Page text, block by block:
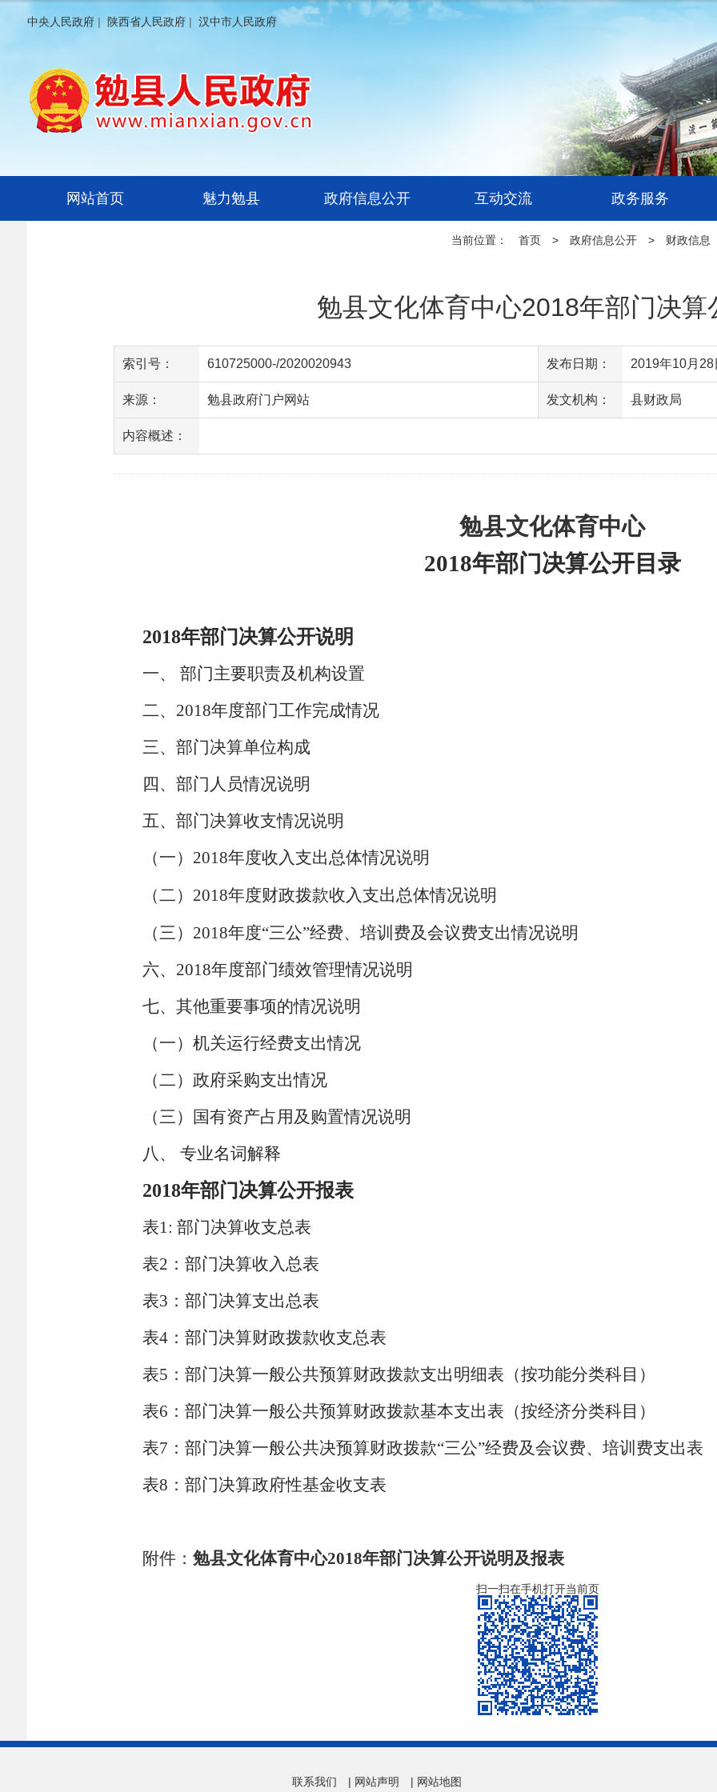
中央人民政府 | 陕西省人民政府 | 汉中市人民政府
网站首页 魅力勉县 政府信息公开 互动交流 政务服务
当前位置： 首页 > 政府信息公开 > 财政信息
勉县文化体育中心2018年部门决算
索引号： 610725000-/2020020943 发布日期： 2019年10月28
来源： 勉县政府门户网站 发文机构： 县财政局
内容概述：
勉县文化体育中心
2018年部门决算公开目录
2018年部门决算公开说明
一、 部门主要职责及机构设置
二、 2018年度部门工作完成情况
三、部门决算单位构成
四、部门人员情况说明
五、部门决算收支情况说明
（一） 2018年度收入支出总体情况说明
（二） 2018年度财政拨款收入支出总体情况说明
（三） 2018年度“三公”经费、培训费及会议费支出情况说明
六、 2018年度部门绩效管理情况说明
七、其他重要事项的情况说明
（一）机关运行经费支出情况
（二）政府采购支出情况
（三）国有资产占用及购置情况说明
八、 专业名词解释
2018年部门决算公开报表
表1: 部门决算收支总表
表2 ：部门决算收入总表
表3 ：部门决算支出总表
表4 ：部门决算财政拨款收支总表
表5 ：部门决算一般公共预算财政拨款支出明细表（按功能分类科目）
表6 ：部门决算一般公共预算财政拨款基本支出表（按经济分类科目）
表7 ：部门决算一般公共决预算财政拨款“三公”经费及会议费、培训费支出表
表8 ：部门决算政府性基金收支表
附件： 勉县文化体育中心2018年部门决算公开说明及报表
扫一扫在手机打开当前页
联系我们 | 网站声明 | 网站地图